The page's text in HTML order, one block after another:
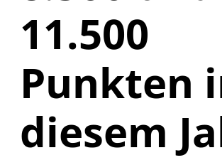
11.500
Punkten
diesem